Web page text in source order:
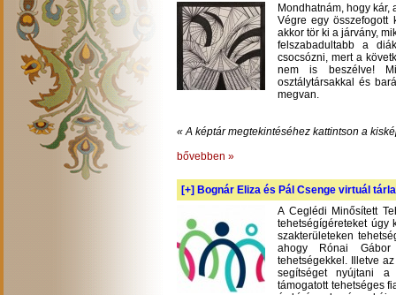
Mondhatnám, hogy kár,
Végre egy összefogott
akkor tör ki a járvány,
felszabadultabb a
csocsózni, mert a
nem is beszélve!
osztálytársakkal és
megvan.
« A képtár megtekintéséhez kattintson a
bővebben »
[+] Bognár Eliza és Pál Csenge virtuál
A Ceglédi Minősített
tehetségígéreteket úgy
szakterületeken
ahogy Rónai Gábor
tehetségekkel. Illetve
segítséget nyújtani a
támogatott tehetséges